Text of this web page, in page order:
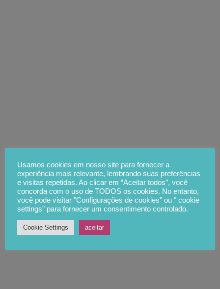
Usamos cookies em nosso site para fornecer a
experiência mais relevante, lembrando suas preferências
e visitas repetidas. Ao clicar em “Aceitar todos”, você
concorda com o uso de TODOS os cookies. No entanto,
você pode visitar "Configurações de cookies" ou " cookie
settings" para fornecer um consentimento controlado.
Cookie Settings aceitar